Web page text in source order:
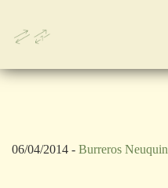
06/04/2014 - Burreros